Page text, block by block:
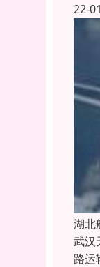
22-
湖北
武汉
路运